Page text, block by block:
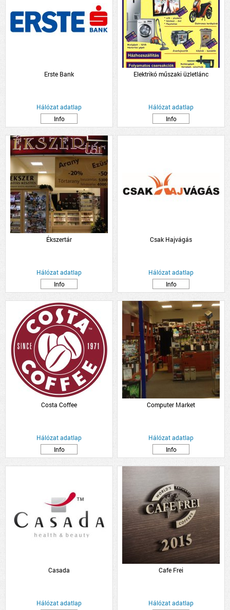
Erste Bank
Hálózat adatlap
Info
Elektrikó műszaki üzletlánc
Hálózat adatlap
Info
Ékszertár
Hálózat adatlap
Info
Csak Hajvágás
Hálózat adatlap
Info
Costa Coffee
Hálózat adatlap
Info
Computer Market
Hálózat adatlap
Info
Casada
Hálózat adatlap
Cafe Frei
Hálózat adatlap